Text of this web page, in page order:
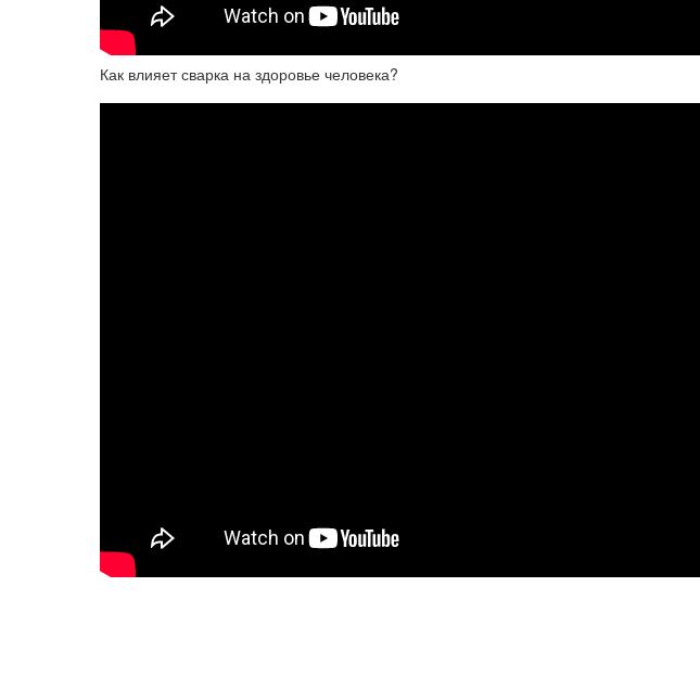
Как влияет сварка на здоровье человека?